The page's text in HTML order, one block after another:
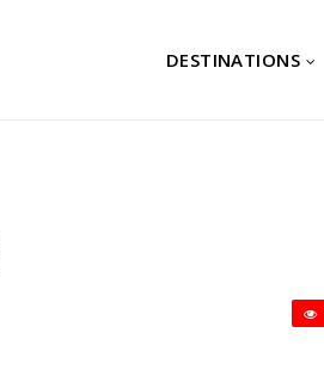
DESTINATIONS